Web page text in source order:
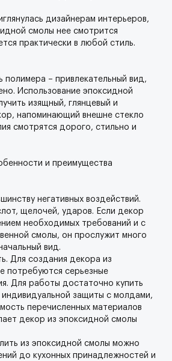
товары
услуги
дизайнерам интерьеров,
смолы нее смотрится
практически в любой стиль.
полимера – привлекательный вид,
Использование эпоксидной
изящный, глянцевый и
напоминающий внешне стекло
смотрятся дорого, стильно и
и преимущества
негативных воздействий.
щелочей, ударов. Если декор
необходимых требований и с
смолы, он прослужит много
вид.
Для создания декора из
потребуются серьезные
Для работы достаточно купить
защиты с молдами,
перечисленных материалов
декор из эпоксидной смолы
из эпоксидной смолы можно
до кухонных принадлежностей и